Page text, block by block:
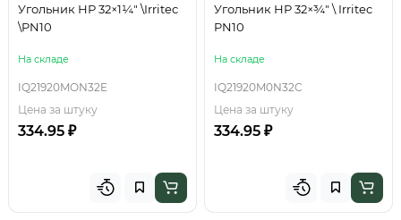
Угольник НР 32×1¼" \Irritec
\PN10
На складе
IQ21920MON32E
Цена за штуку
334.95 ₽
Угольник НР 32×¾" \ Irritec
PN10
На складе
IQ21920M0N32C
Цена за штуку
334.95 ₽